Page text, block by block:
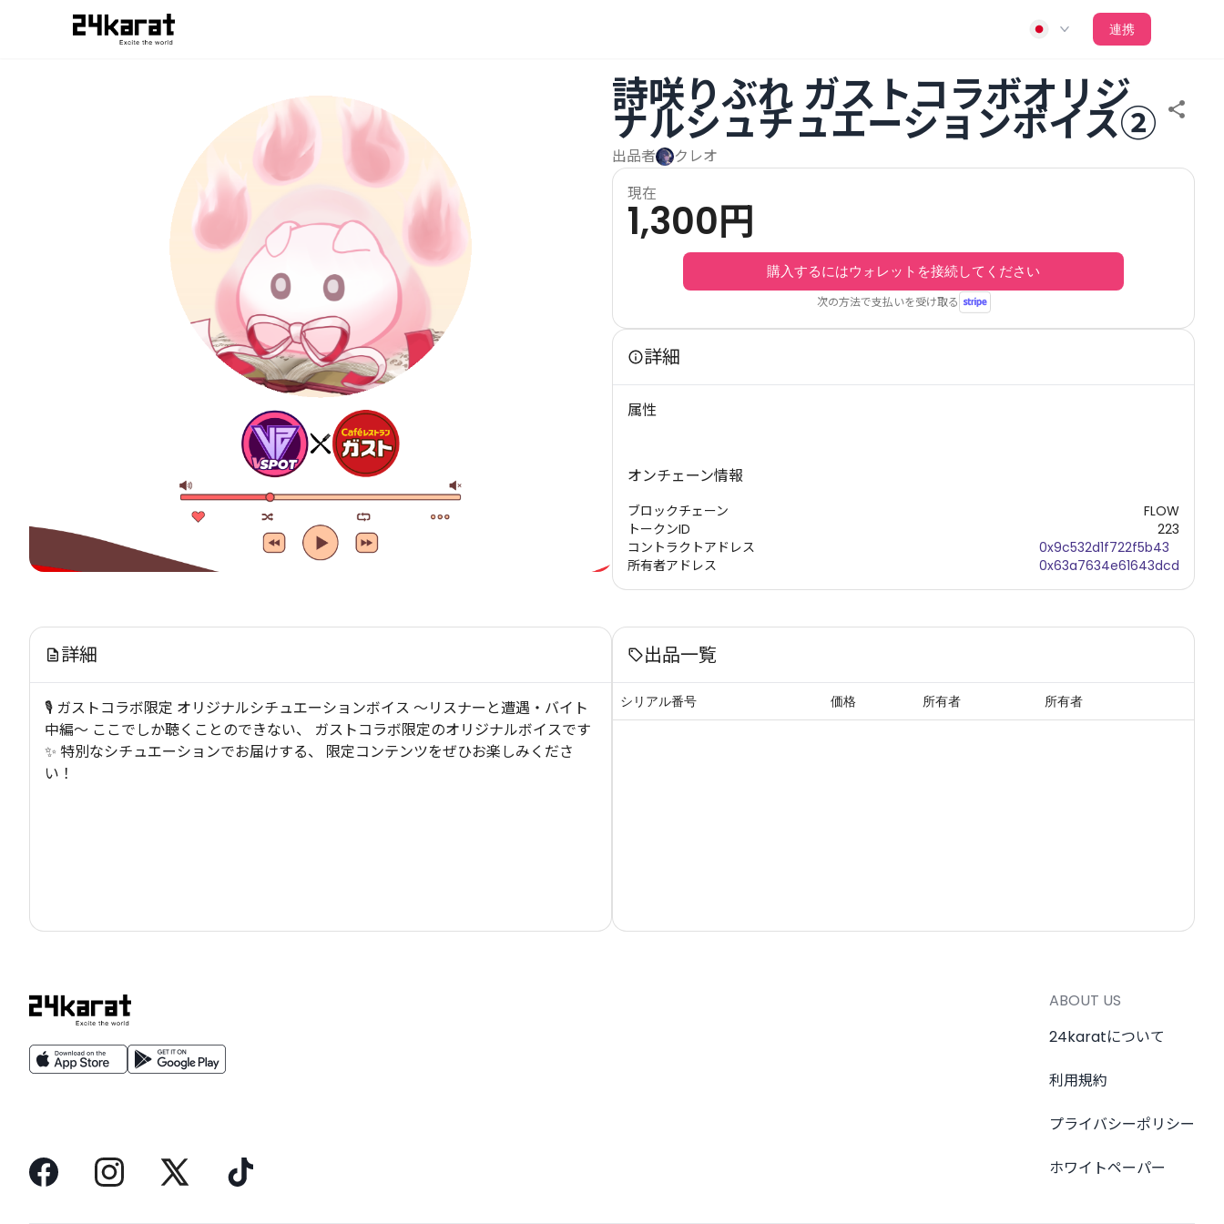
詩咲りぶれ ガストコラボオリジナルシュチュエーションボイス②
連携
詩咲りぶれ ガストコラボオリジ
ナルシュチュエーションボイス②
出品者
クレオ
現在
1,300円
購入するにはウォレットを接続してください
次の方法で支払いを受け取る
詳細
属性
オンチェーン情報
ブロックチェーン
トークンID
コントラクトアドレス
所有者アドレス
FLOW
223
0x9c532d1f722f5b43
0x63a7634e61643dcd
詳細
🎙️ ガストコラボ限定 オリジナルシチュエーションボイス 〜リスナーと遭遇・バイト
中編〜 ここでしか聴くことのできない、 ガストコラボ限定のオリジナルボイスです
✨ 特別なシチュエーションでお届けする、 限定コンテンツをぜひお楽しみくださ
い！
出品一覧
シリアル番号 価格 所有者 所有者
ABOUT US
24karatについて
利用規約
プライバシーポリシー
ホワイトペーパー